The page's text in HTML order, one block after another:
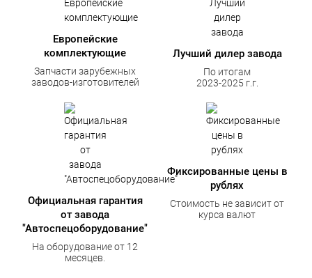
Европейские
комплектующие
Запчасти зарубежных
заводов-изготовителей
Лучший дилер завода
По итогам
2023-2025 г.г.
Официальная гарантия
от завода
"Автоспецоборудование"
На оборудование от 12
месяцев.
Фиксированные цены в
рублях
Стоимость не зависит от
курса валют